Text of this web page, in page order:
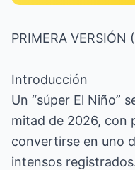
PRIMERA VERSIÓN
Introducción
Un “súper El Niño”
mitad de 2026, con
convertirse en uno
intensos